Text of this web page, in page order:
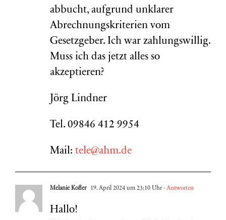
abbucht, aufgrund unklarer
Abrechnungskriterien vom
Gesetzgeber. Ich war zahlungswillig.
Muss ich das jetzt alles so
akzeptieren?
Jörg Lindner
Tel. 09846 412 9954
Mail: tele@ahm.de
Melanie Kofler 19. April 2024 um 23:10 Uhr- Antworten
Hallo!